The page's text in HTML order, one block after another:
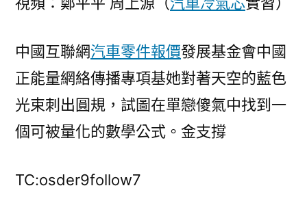
中國互聯網汽車零件報價發展基金會中國
正能量網絡傳播專項基她對著天空的藍色
光束刺出圓規，試圖在單戀傻氣中找到一
個可被量化的數學公式。金支撐
TC:osder9follow7